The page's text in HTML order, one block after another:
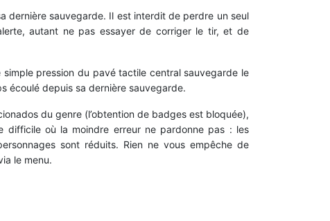
dernière sauvegarde. Il est interdit de perdre un seul
autant ne pas essayer de corriger le tir, et de
pression du pavé tactile central sauvegarde le
écoulé depuis sa dernière sauvegarde.
du genre (l’obtention de badges est bloquée),
difficile où la moindre erreur ne pardonne pas : les
sont réduits. Rien ne vous empêche de
le menu.